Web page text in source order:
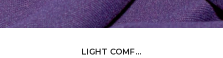
LIGHT COMF...